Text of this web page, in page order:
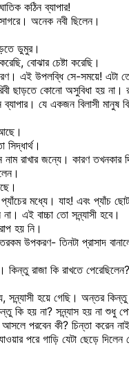
কঠিন ব্যাপার!
অনেক নবী ছিলেন।
ডুমুর।
বোঝার চেষ্টা করেছি।
এই উপলব্ধি সে-সময়ে! এটা তো
ছাড়তে কোনো অসুবিধা হয় না।
যে একজন বিলাসী মানুষ
রাখার জন্যে। কারণ তখনকার
মধ্যে। যাহ! এবং প্যাঁচ
এই বাচ্চা তো সন্ন্যাসী হবে।
হয় নি।
উপকরণ- তিনটা প্রাসাদ
কিন্তু রাজা কি রাখতে
সন্ন্যাসী হয়ে গেছি। অন্তর
কি হয় না? সন্ন্যাস হয় না শুধু
পরবেন কী? চিন্তা করেন
পরে গাড়ি যেটা ছেড়ে